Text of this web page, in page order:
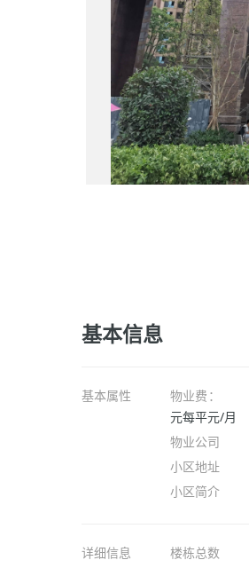
基本信息
基本属性 物业费：
元每平元/月
物业公司
小区地址
小区简介
详细信息 楼栋总数